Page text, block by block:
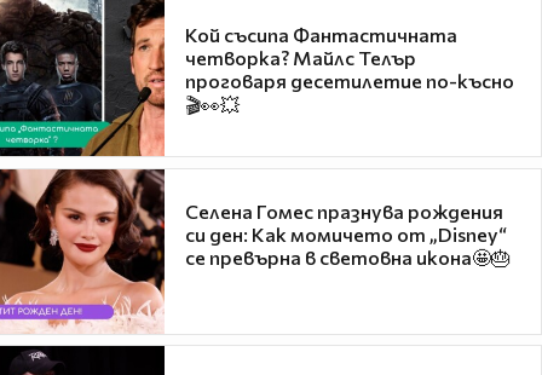
Кой съсипа Фантастичната
четворка? Майлс Телър
проговаря десетилетие по-късно
🎬👀💥
Селена Гомес празнува рождения
си ден: Как момичето от „Disney“
се превърна в световна икона🤩🎂